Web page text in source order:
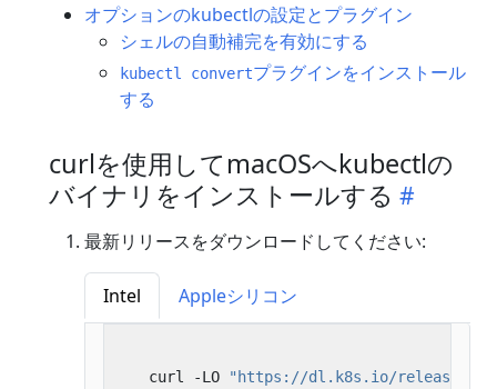
オプションのkubectlの設定とプラグイン
シェルの自動補完を有効にする
kubectl convertプラグインをインストール
する
curlを使用してmacOSへkubectlの
バイナリをインストールする
最新リリースをダウンロードしてください:
Intel Appleシリコン
   curl -LO
"https://dl.k8s.io/release/